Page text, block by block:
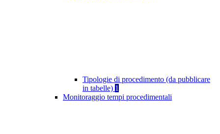
Tipologie di procedimento (da pubblicare
in tabelle) 1
Monitoraggio tempi procedimentali